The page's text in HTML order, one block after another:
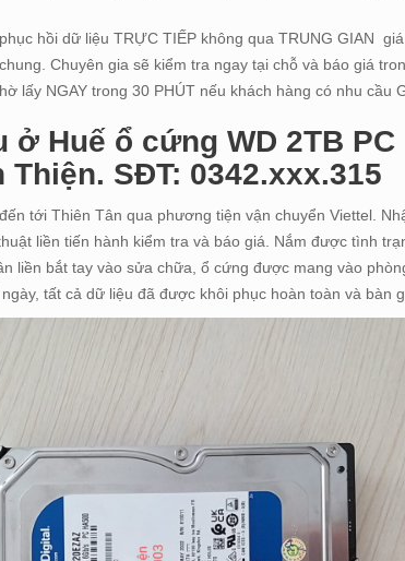
hồi dữ liệu TRỰC TIẾP không qua TRUNG GIAN
Chuyên gia sẽ kiểm tra ngay tại chỗ và báo giá
lấy NGAY trong 30 PHÚT nếu khách hàng có nhu cầu
Huế ổ cứng WD 2TB PC
SĐT: 0342.xxx.315
tới Thiên Tân qua phương tiện vận chuyển Viettel.
liền tiến hành kiểm tra và báo giá. Nắm được tình
liền bắt tay vào sửa chữa, ổ cứng được mang vào
tất cả dữ liệu đã được khôi phục hoàn toàn và bàn